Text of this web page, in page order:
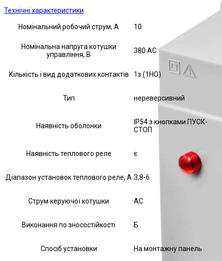
Технічні характеристики
Номінальний робочий струм, А 10
Номінальна напруга котушки
управління, В
380 АС
Кількість і вид додаткових контактів 1з (1НО)
Тип нереверсивний
Наявність оболонки
IP54 з кнопками ПУСК-
СТОП
Наявність теплового реле є
Діапазон установок теплового реле, А 3,8-6
Струм керуючої котушки АС
Виконання по зносостійкості Б
Спосіб установки На монтажну панель